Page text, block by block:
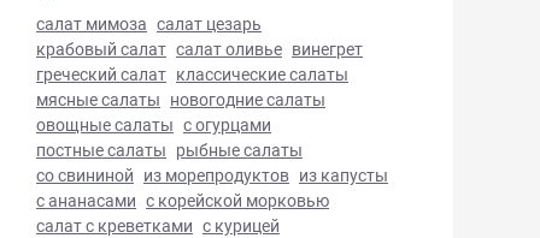
салат мимоза салат цезарь
крабовый салат салат оливье винегрет
греческий салат классические салаты
мясные салаты новогодние салаты
овощные салаты с огурцами
постные салаты рыбные салаты
со свининой из морепродуктов из капусты
с ананасами с корейской морковью
салат с креветками с курицей